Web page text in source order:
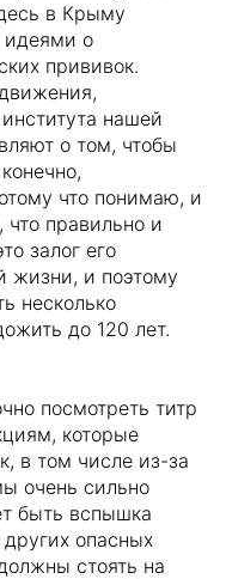
в Крыму
идеями о
прививок.
нашей
о том, чтобы
что понимаю, и
правильно и
залог его
жизни, и поэтому
несколько
до 120 лет.
посмотреть титр
которые
в том числе из-за
очень сильно
быть вспышка
опасных
стоять на